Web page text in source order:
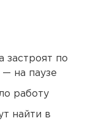
застроят по
на паузе
работу
найти в